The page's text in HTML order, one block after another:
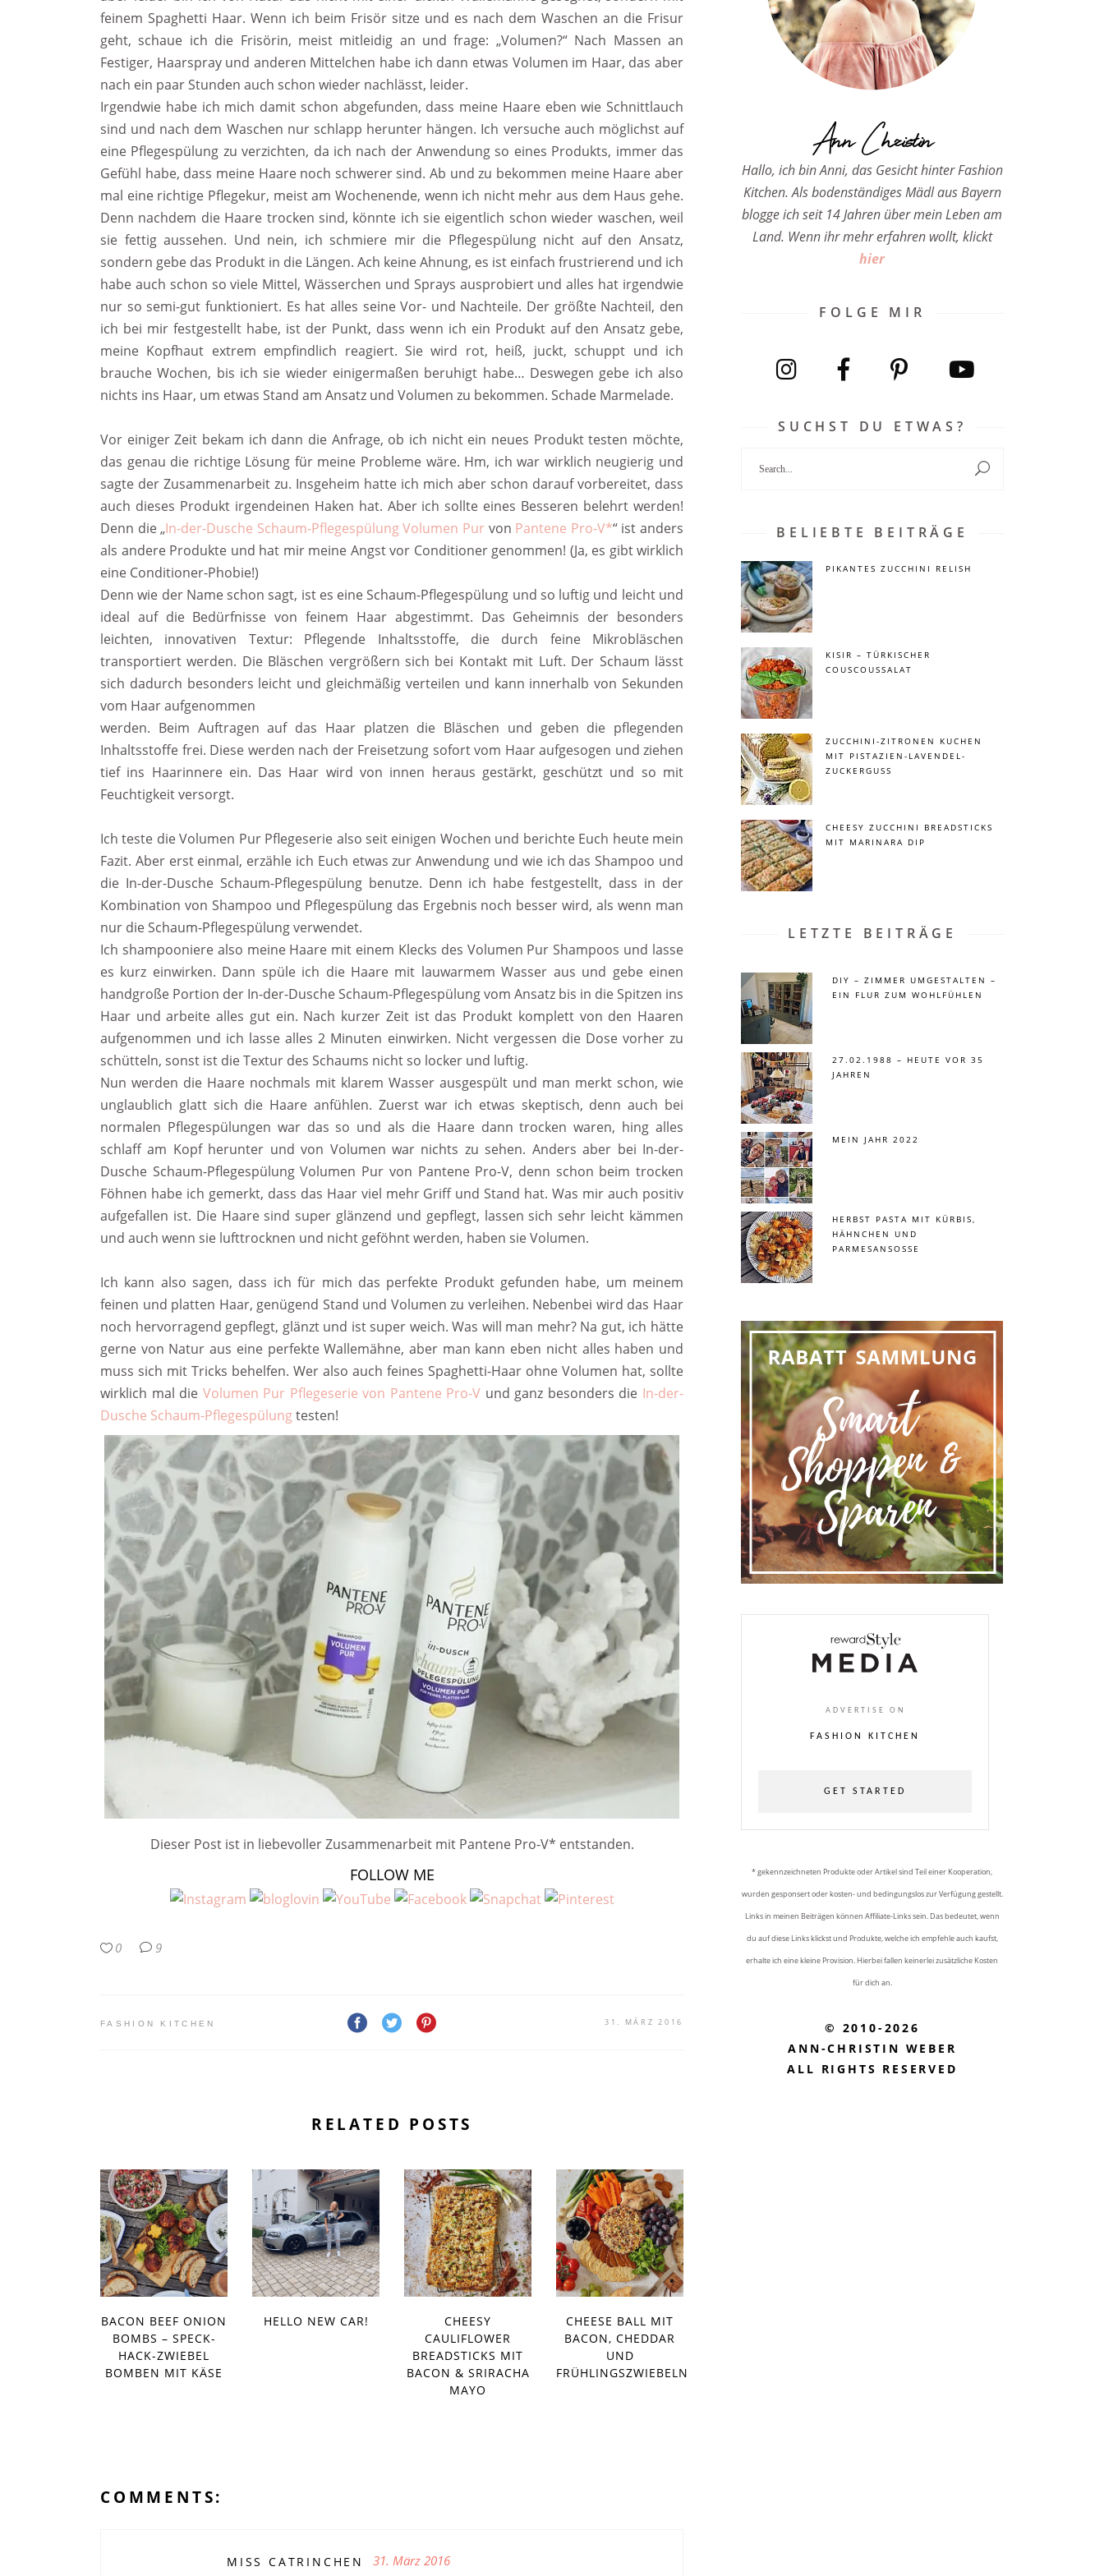
feinem Spaghetti Haar. Wenn ich beim Frisör sitze und es nach dem Waschen an die Frisur
geht, schaue ich die Frisörin, meist mitleidig an und frage: „Volumen?“ Nach Massen an
Festiger, Haarspray und anderen Mittelchen habe ich dann etwas Volumen im Haar, das aber
nach ein paar Stunden auch schon wieder nachlässt, leider.
Irgendwie habe ich mich damit schon abgefunden, dass meine Haare eben wie Schnittlauch
sind und nach dem Waschen nur schlapp herunter hängen. Ich versuche auch möglichst auf
eine Pflegespülung zu verzichten, da ich nach der Anwendung so eines Produkts, immer das
Gefühl habe, dass meine Haare noch schwerer sind. Ab und zu bekommen meine Haare aber
mal eine richtige Pflegekur, meist am Wochenende, wenn ich nicht mehr aus dem Haus gehe.
Denn nachdem die Haare trocken sind, könnte ich sie eigentlich schon wieder waschen, weil
sie fettig aussehen. Und nein, ich schmiere mir die Pflegespülung nicht auf den Ansatz,
sondern gebe das Produkt in die Längen. Ach keine Ahnung, es ist einfach frustrierend und ich
habe auch schon so viele Mittel, Wässerchen und Sprays ausprobiert und alles hat irgendwie
nur so semi-gut funktioniert. Es hat alles seine Vor- und Nachteile. Der größte Nachteil, den
ich bei mir festgestellt habe, ist der Punkt, dass wenn ich ein Produkt auf den Ansatz gebe,
meine Kopfhaut extrem empfindlich reagiert. Sie wird rot, heiß, juckt, schuppt und ich
brauche Wochen, bis ich sie wieder einigermaßen beruhigt habe… Deswegen gebe ich also
nichts ins Haar, um etwas Stand am Ansatz und Volumen zu bekommen. Schade Marmelade.
Vor einiger Zeit bekam ich dann die Anfrage, ob ich nicht ein neues Produkt testen möchte,
das genau die richtige Lösung für meine Probleme wäre. Hm, ich war wirklich neugierig und
sagte der Zusammenarbeit zu. Insgeheim hatte ich mich aber schon darauf vorbereitet, dass
auch dieses Produkt irgendeinen Haken hat. Aber ich sollte eines Besseren belehrt werden!
Denn die „In-der-Dusche Schaum-Pflegespülung Volumen Pur von Pantene Pro-V*“ ist anders
als andere Produkte und hat mir meine Angst vor Conditioner genommen! (Ja, es gibt wirklich
eine Conditioner-Phobie!)
Denn wie der Name schon sagt, ist es eine Schaum-Pflegespülung und so luftig und leicht und
ideal auf die Bedürfnisse von feinem Haar abgestimmt. Das Geheimnis der besonders
leichten, innovativen Textur: Pflegende Inhaltsstoffe, die durch feine Mikrobläschen
transportiert werden. Die Bläschen vergrößern sich bei Kontakt mit Luft. Der Schaum lässt
sich dadurch besonders leicht und gleichmäßig verteilen und kann innerhalb von Sekunden
vom Haar aufgenommen
werden. Beim Auftragen auf das Haar platzen die Bläschen und geben die pflegenden
Inhaltsstoffe frei. Diese werden nach der Freisetzung sofort vom Haar aufgesogen und ziehen
tief ins Haarinnere ein. Das Haar wird von innen heraus gestärkt, geschützt und so mit
Feuchtigkeit versorgt.
Ich teste die Volumen Pur Pflegeserie also seit einigen Wochen und berichte Euch heute mein
Fazit. Aber erst einmal, erzähle ich Euch etwas zur Anwendung und wie ich das Shampoo und
die In-der-Dusche Schaum-Pflegespülung benutze. Denn ich habe festgestellt, dass in der
Kombination von Shampoo und Pflegespülung das Ergebnis noch besser wird, als wenn man
nur die Schaum-Pflegespülung verwendet.
Ich shampooniere also meine Haare mit einem Klecks des Volumen Pur Shampoos und lasse
es kurz einwirken. Dann spüle ich die Haare mit lauwarmem Wasser aus und gebe einen
handgroße Portion der In-der-Dusche Schaum-Pflegespülungvom Ansatz bis in die Spitzen ins
Haar und arbeite alles gut ein. Nach kurzer Zeit ist das Produkt komplett von den Haaren
aufgenommen und ich lasse alles 2 Minuten einwirken. Nicht vergessen die Dose vorher zu
schütteln, sonst ist die Textur des Schaums nicht so locker und luftig.
Nun werden die Haare nochmals mit klarem Wasser ausgespült und man merkt schon, wie
unglaublich glatt sich die Haare anfühlen. Zuerst war ich etwas skeptisch, denn auch bei
normalen Pflegespülungen war das so und als die Haare dann trocken waren, hing alles
schlaff am Kopf herunter und von Volumen war nichts zu sehen. Anders aber bei In-der-
Dusche Schaum-Pflegespülung Volumen Pur von Pantene Pro-V, denn schon beim trocken
Föhnen habe ich gemerkt, dass das Haar viel mehr Griff und Stand hat. Was mir auch positiv
aufgefallen ist. Die Haare sind super glänzend und gepflegt, lassen sich sehr leicht kämmen
und auch wenn sie lufttrocknen und nicht geföhnt werden, haben sie Volumen.
Ich kann also sagen, dass ich für mich das perfekte Produkt gefunden habe, um meinem
feinen und platten Haar, genügend Stand und Volumen zu verleihen. Nebenbei wird das Haar
noch hervorragend gepflegt, glänzt und ist super weich. Was will man mehr? Na gut, ich hätte
gerne von Natur aus eine perfekte Wallemähne, aber man kann eben nicht alles haben und
muss sich mit Tricks behelfen. Wer also auch feines Spaghetti-Haar ohne Volumen hat, sollte
wirklich mal die Volumen Pur Pflegeserie von Pantene Pro-V und ganz besonders die In-der-
Dusche Schaum-Pflegespülungtesten!
Dieser Post ist in liebevoller Zusammenarbeit mit Pantene Pro-V* entstanden.
FOLLOW ME
0 9
FASHION KITCHEN 31. MÄRZ 2016
RELATED POSTS
BACON BEEF ONION
BOMBS – SPECK-
HACK-ZWIEBEL
BOMBEN MIT KÄSE
HELLO NEW CAR!
CHEESY
CAULIFLOWER
BREADSTICKS MIT
BACON & SRIRACHA
MAYO
CHEESE BALL MIT
BACON, CHEDDAR
UND
FRÜHLINGSZWIEBELN
COMMENTS:
MISS CATRINCHEN 31. März 2016
Ann Christin
Hallo, ich bin Anni, das Gesicht hinter Fashion
Kitchen. Als bodenständiges Mädl aus Bayern
blogge ich seit 14 Jahren über mein Leben am
Land. Wenn ihr mehr erfahren wollt, klickt
hier
FOLGE MIR
SUCHST DU ETWAS?
BELIEBTE BEITRÄGE
PIKANTES ZUCCHINI RELISH
KISIR – TÜRKISCHER
COUSCOUSSALAT
ZUCCHINI-ZITRONEN KUCHEN
MIT PISTAZIEN-LAVENDEL-
ZUCKERGUSS
CHEESY ZUCCHINI BREADSTICKS
MIT MARINARA DIP
LETZTE BEITRÄGE
DIY – ZIMMER UMGESTALTEN –
EIN FLUR ZUM WOHLFÜHLEN
27.02.1988 – HEUTE VOR 35
JAHREN
MEIN JAHR 2022
HERBST PASTA MIT KÜRBIS,
HÄHNCHEN UND
PARMESANSOSSE
ADVERTISE ON
FASHION KITCHEN
GET STARTED
* gekennzeichneten Produkte oder Artikel sind Teil einer Kooperation,
wurden gesponsert oder kosten- und bedingungslos zur Verfügung gestellt.
Links in meinen Beiträgen können Affiliate-Links sein. Das bedeutet, wenn
du auf diese Links klickst und Produkte, welche ich empfehle auch kaufst,
erhalte ich eine kleine Provision. Hierbei fallen keinerlei zusätzliche Kosten
für dich an.
© 2010-2026
ANN-CHRISTIN WEBER
ALL RIGHTS RESERVED